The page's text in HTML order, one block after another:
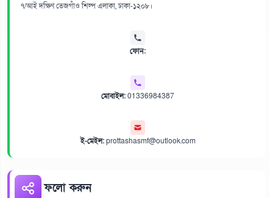
৭/আই দক্ষিণ তেজগাঁও শিল্প এলাকা, ঢাকা-১২০৮।
ফোন:
মোবাইল:01336984387
ই-মেইল:prottashasmf@outlook.com
ফলো করুন